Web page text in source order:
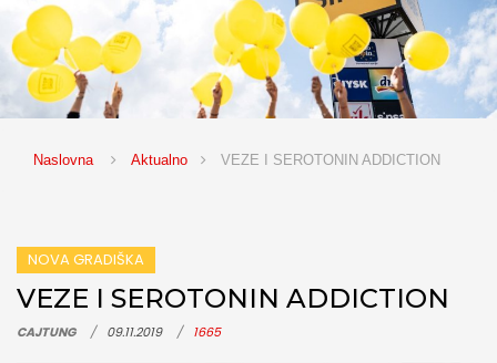
Naslovna Aktualno VEZE I SEROTONIN ADDICTION
NOVA GRADIŠKA
VEZE I SEROTONIN ADDICTION
CAJTUNG 09.11.2019 1665